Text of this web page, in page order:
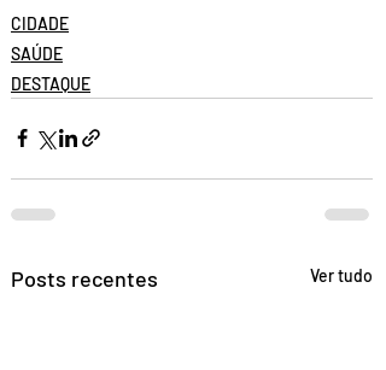
CIDADE
SAÚDE
DESTAQUE
Posts recentes Ver tudo